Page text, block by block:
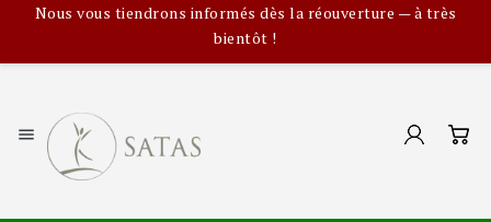
Nous vous tiendrons informés dès la réouverture — à très
bientôt !
